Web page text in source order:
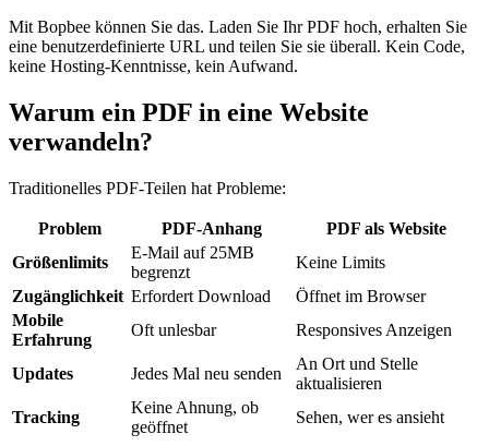
Mit Bopbee können Sie das. Laden Sie Ihr PDF hoch, erhalten Sie
eine benutzerdefinierte URL und teilen Sie sie überall. Kein Code,
keine Hosting-Kenntnisse, kein Aufwand.
Warum ein PDF in eine Website
verwandeln?
Traditionelles PDF-Teilen hat Probleme:
Problem PDF-Anhang
PDF als Website
Größenlimits
E-Mail auf 25MB
begrenzt
Keine Limits
Zugänglichkeit Erfordert Download
Öffnet im Browser
Mobile
Erfahrung
Oft unlesbar Responsives Anzeigen
Updates Jedes Mal neu senden
An Ort und Stelle
aktualisieren
Tracking
Keine Ahnung, ob
geöffnet
Sehen, wer es ansieht